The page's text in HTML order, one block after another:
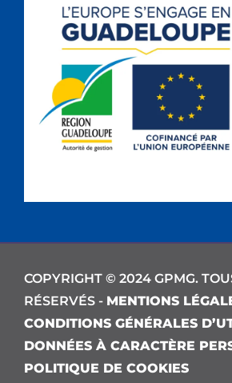
COPYRIGHT © 2024 GPMG.
RÉSERVÉS - MENTIONS
CONDITIONS GÉNÉRALES
DONNÉES À CARACTÈRE
POLITIQUE DE COOKIES